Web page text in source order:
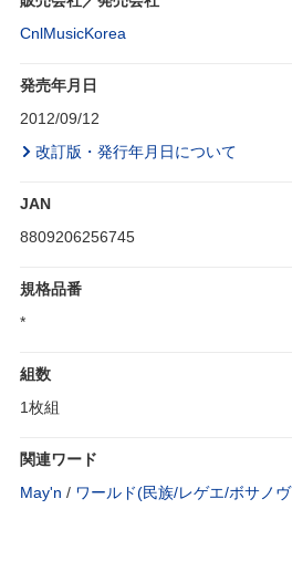
CnlMusicKorea
発売年月日
2012/09/12
改訂版・発行年月日について
JAN
8809206256745
規格品番
*
組数
1枚組
関連ワード
May'n / ワールド(民族/レゲエ/ボサノ